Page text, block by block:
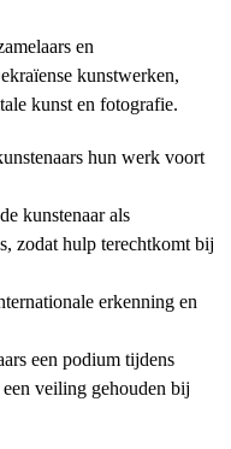
en
kunstwerken,
kunst en fotografie.
hun werk voort
kunstenaar als
zodat hulp terechtkomt bij
erkenning en
een podium tijdens
veiling gehouden bij